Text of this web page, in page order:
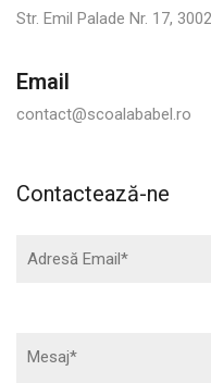
Str. Emil Palade Nr. 17,
Email
contact@scoalababel.ro
Contactează-ne